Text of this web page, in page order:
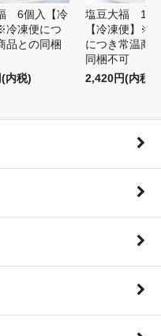
6個入【冷
冷凍便につ
品との同梱
内税)
塩豆大福 10
【冷凍便】※
につき常温商
同梱不可
2,420円(内税)